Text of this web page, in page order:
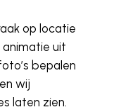
op locatie
animatie uit
bepalen
wij
laten zien.